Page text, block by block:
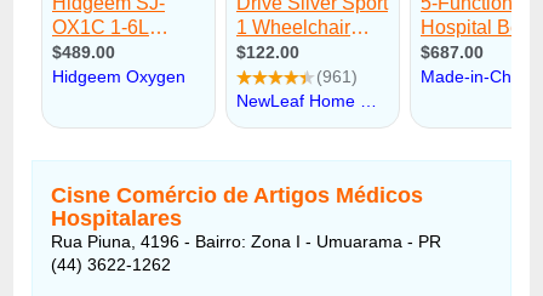
Cisne Comércio de Artigos Médicos
Hospitalares
Rua Piuna, 4196 - Bairro: Zona I - Umuarama - PR
(44) 3622-1262